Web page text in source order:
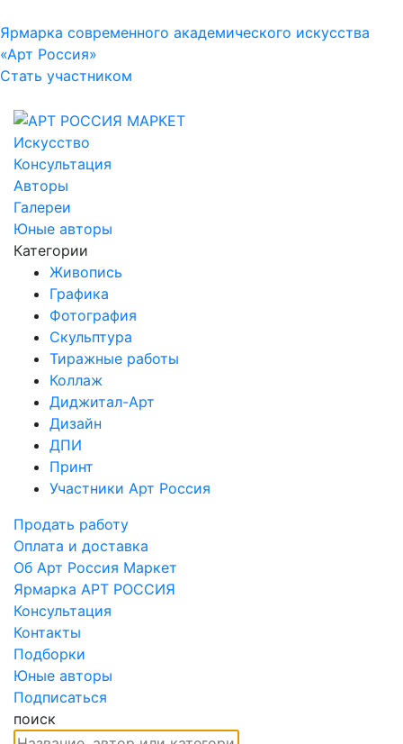
Ярмарка современного академического искусства
«Арт Россия»
Стать участником
Искусство
Консультация
Авторы
Галереи
Юные авторы
Категории
Живопись
Графика
Фотография
Скульптура
Тиражные работы
Коллаж
Диджитал-Арт
Дизайн
ДПИ
Принт
Участники Арт Россия
Продать работу
Оплата и доставка
Об Арт Россия Маркет
Ярмарка АРТ РОССИЯ
Консультация
Контакты
Подборки
Юные авторы
Подписаться
поиск